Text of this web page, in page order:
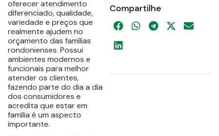
oferecer atendimento
diferenciado, qualidade,
variedade e preços que
realmente ajudem no
orçamento das famílias
rondonienses. Possui
ambientes modernos e
funcionais para melhor
atender os clientes,
fazendo parte do dia a dia
dos consumidores e
acredita que estar em
família é um aspecto
importante.
Compartilhe